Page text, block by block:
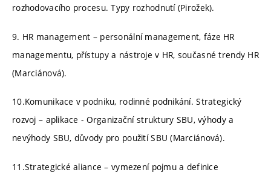
rozhodovacího procesu. Typy rozhodnutí (Pirožek).
9. HR management – personální management, fáze HR
managementu, přístupy a nástroje v HR, současné trendy HR
(Marciánová).
10.Komunikace v podniku, rodinné podnikání. Strategický
rozvoj – aplikace - Organizační struktury SBU, výhody a
nevýhody SBU, důvody pro použití SBU (Marciánová).
11.Strategické aliance – vymezení pojmu a definice